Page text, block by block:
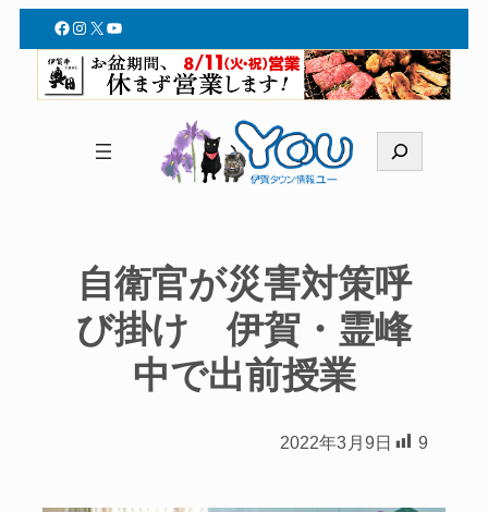
Facebook
Instagram
X YouTube
索
自衛官が災害対策呼
び掛け 伊賀・霊峰
中で出前授業
2022年3月9日 9